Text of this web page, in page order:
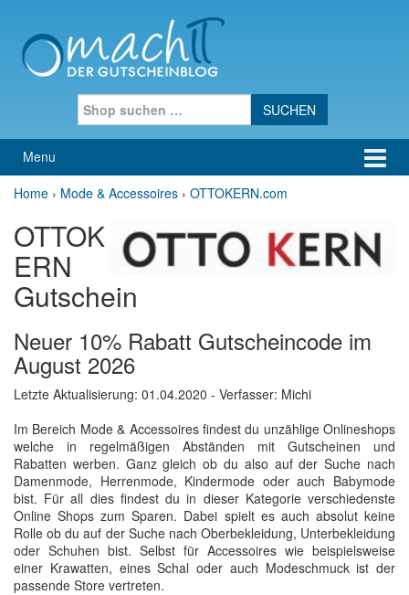
Menu
Home › Mode & Accessoires › OTTOKERN.com
OTTOK
ERN
Gutschein
Neuer 10% Rabatt Gutscheincode im
August 2026
Letzte Aktualisierung: 01.04.2020 - Verfasser: Michi
Im Bereich Mode & Accessoires findest du unzählige Onlineshops
welche in regelmäßigen Abständen mit Gutscheinen und
Rabatten werben. Ganz gleich ob du also auf der Suche nach
Damenmode, Herrenmode, Kindermode oder auch Babymode
bist. Für all dies findest du in dieser Kategorie verschiedenste
Online Shops zum Sparen. Dabei spielt es auch absolut keine
Rolle ob du auf der Suche nach Oberbekleidung, Unterbekleidung
oder Schuhen bist. Selbst für Accessoires wie beispielsweise
einer Krawatten, eines Schal oder auch Modeschmuck ist der
passende Store vertreten.